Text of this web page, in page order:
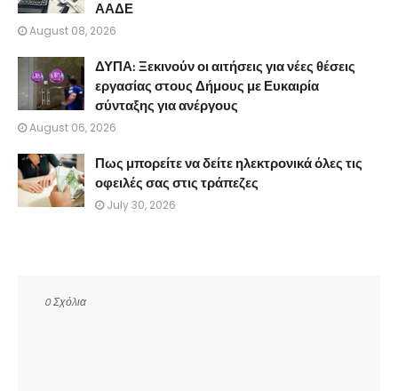
ΑΑΔΕ
August 08, 2026
ΔΥΠΑ: Ξεκινούν οι αιτήσεις για νέες θέσεις
εργασίας στους Δήμους με Ευκαιρία
σύνταξης για ανέργους
August 06, 2026
Πως μπορείτε να δείτε ηλεκτρονικά όλες τις
οφειλές σας στις τράπεζες
July 30, 2026
0 Σχόλια